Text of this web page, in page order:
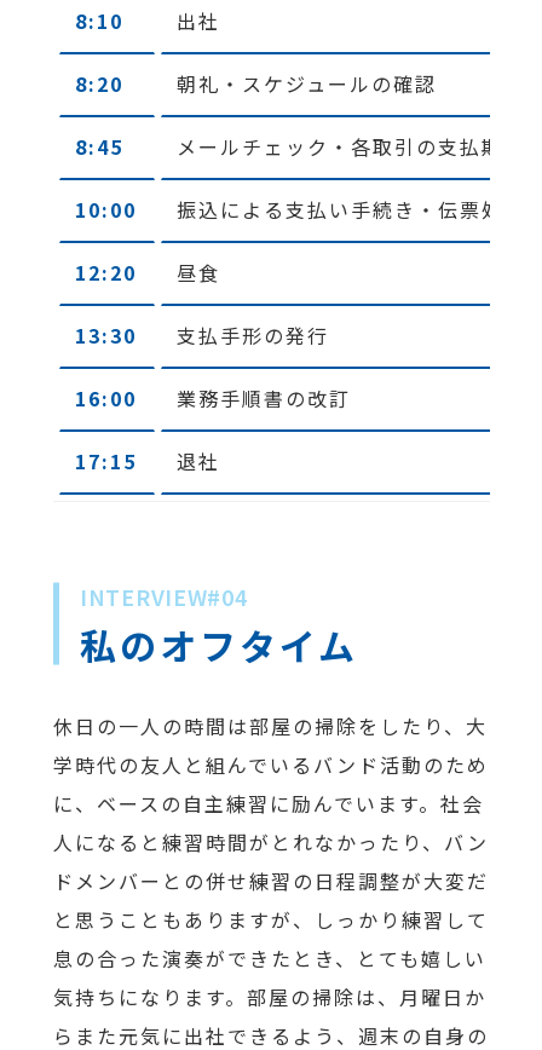
8:10 出社
8:20 朝礼・スケジュールの確認
8:45 メールチェック・各取引の支払期限
10:00 振込による支払い手続き・伝票処理
12:20 昼食
13:30 支払手形の発行
16:00 業務手順書の改訂
17:15 退社
INTERVIEW#04
私のオフタイム
休日の一人の時間は部屋の掃除をしたり、大
学時代の友人と組んでいるバンド活動のため
に、ベースの自主練習に励んでいます。社会
人になると練習時間がとれなかったり、バン
ドメンバーとの併せ練習の日程調整が大変だ
と思うこともありますが、しっかり練習して
息の合った演奏ができたとき、とても嬉しい
気持ちになります。部屋の掃除は、月曜日か
らまた元気に出社できるよう、週末の自身の